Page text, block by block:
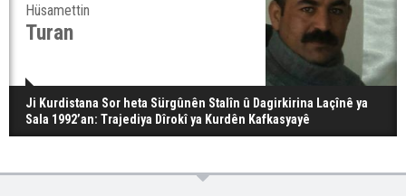
Hüsamettin
Turan
Ji Kurdistana Sor heta Sürgûnên Stalîn û Dagirkirina Laçînê ya
Sala 1992’an: Trajediya Dîrokî ya Kurdên Kafkasyayê